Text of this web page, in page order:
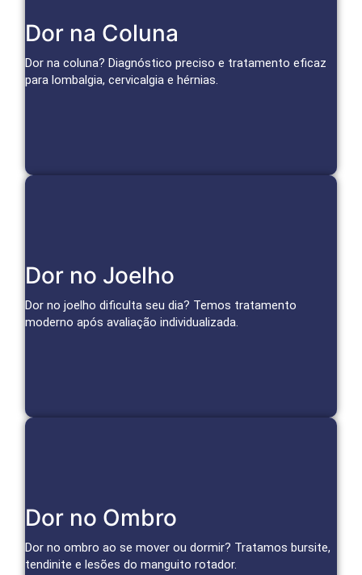
Dor na Coluna
Dor na coluna? Diagnóstico preciso e tratamento eficaz
para lombalgia, cervicalgia e hérnias.
Tratamentos Avançados para Coluna
Bloqueios, infiltrações e técnicas minimamente invasivas
Agendar Consulta
Dor no Joelho
Dor no joelho dificulta seu dia? Temos tratamento
moderno após avaliação individualizada.
Soluções para o Joelho
Infiltrações, medicina regenerativa e técnicas avançadas
Agendar Consulta
Dor no Ombro
Dor no ombro ao se mover ou dormir? Tratamos bursite,
tendinite e lesões do manguito rotador.
Cuidado Especializado para Ombro
Infiltrações, bloqueios e terapias regenerativas reduzem
Agendar Consulta